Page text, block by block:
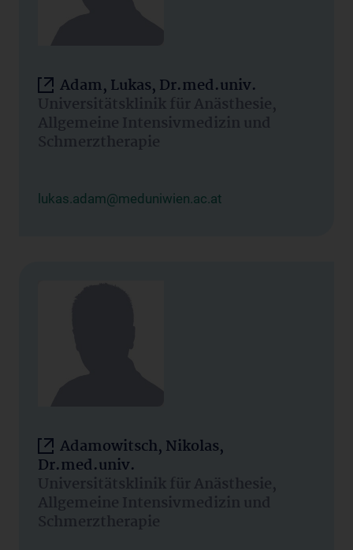
Adam, Lukas, Dr.med.univ.
Universitätsklinik für Anästhesie,
Allgemeine Intensivmedizin und
Schmerztherapie
lukas.adam@meduniwien.ac.at
Adamowitsch, Nikolas,
Dr.med.univ.
Universitätsklinik für Anästhesie,
Allgemeine Intensivmedizin und
Schmerztherapie